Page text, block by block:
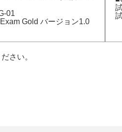
01
Gold バージョン1.0
さい。